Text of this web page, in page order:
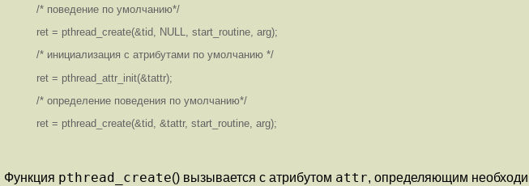
/* поведение по умолчанию*/
ret = pthread_create(&tid, NULL, start_routine, arg);
/* инициализация с атрибутами по умолчанию */
ret = pthread_attr_init(&tattr);
/* определение поведения по умолчанию*/
ret = pthread_create(&tid, &tattr, start_routine, arg);
Функция pthread_create() вызывается с атрибутом attr, определяющим